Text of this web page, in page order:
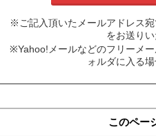
※ご記入頂いたメールアドレス
をお送りい
※Yahoo!メールなどのフリーメ
ォルダに入る場
このペー